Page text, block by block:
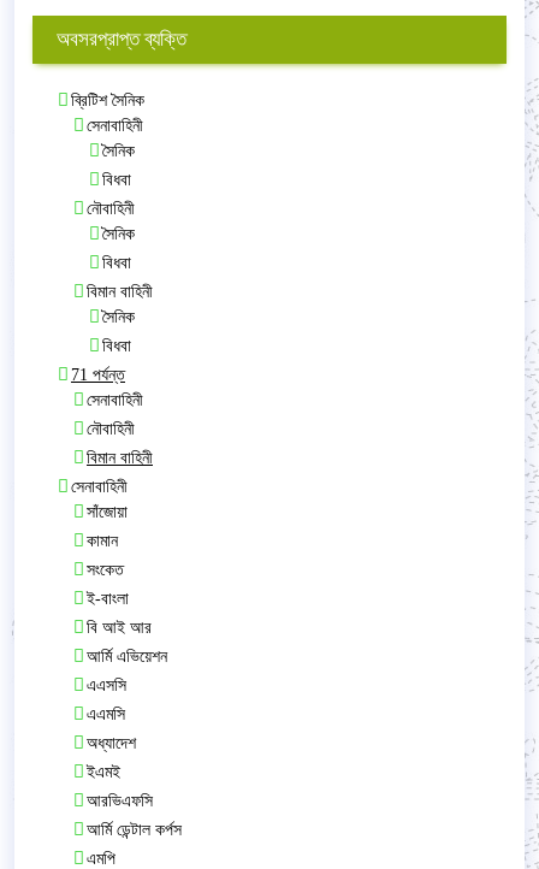
অবসরপ্রাপ্ত ব্যক্তি
ব্রিটিশ সৈনিক
সেনাবাহিনী
সৈনিক
বিধবা
নৌবাহিনী
সৈনিক
বিধবা
বিমান বাহিনী
সৈনিক
বিধবা
71 পর্যন্ত
সেনাবাহিনী
নৌবাহিনী
বিমান বাহিনী
সেনাবাহিনী
সাঁজোয়া
কামান
সংকেত
ই-বাংলা
বি আই আর
আর্মি এভিয়েশন
এএসসি
এএমসি
অধ্যাদেশ
ইএমই
আরভিএফসি
আর্মি ডেন্টাল কর্পস
এমপি